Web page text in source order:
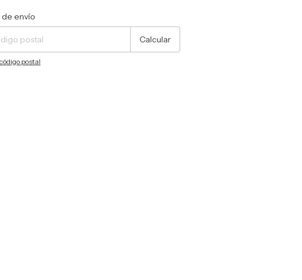
el CP:
envío
Calcular
postal